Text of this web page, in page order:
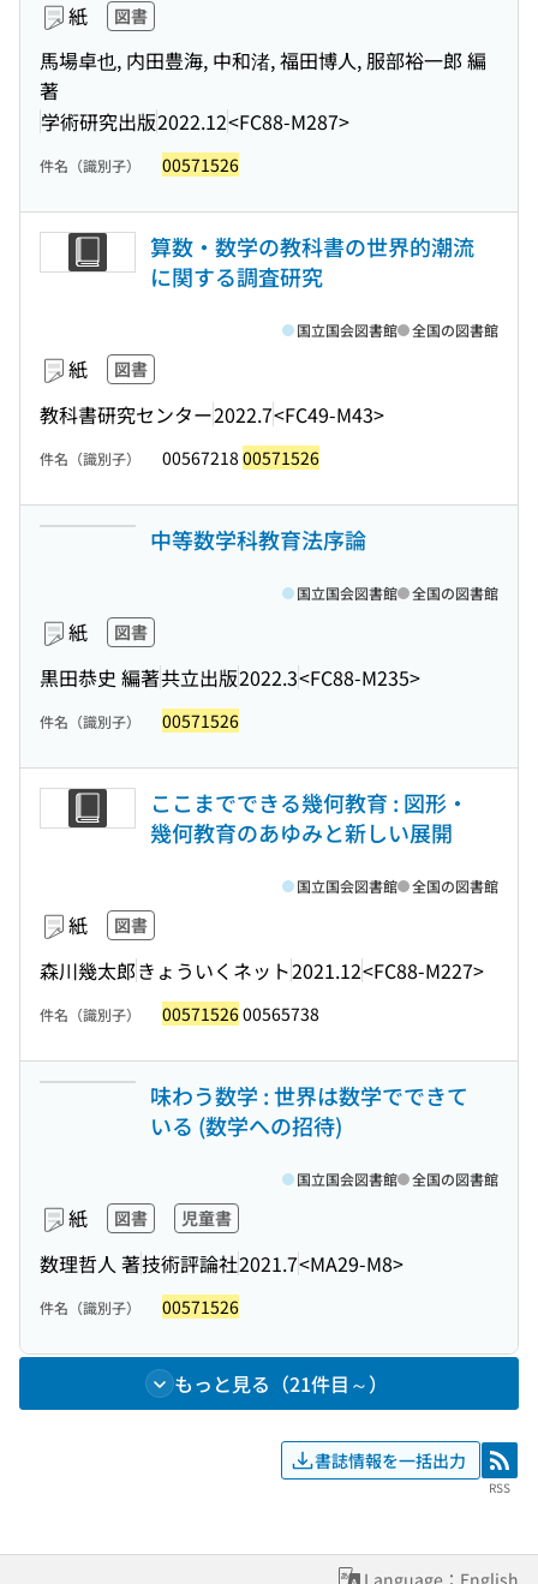
紙 図書
馬場卓也, 内田豊海, 中和渚, 福田博人, 服部裕一郎 編
著
学術研究出版2022.12<FC88-M287>
件名（識別子） 00571526
算数・数学の教科書の世界的潮流
に関する調査研究
紙 図書
教科書研究センター2022.7<FC49-M43>
国立国会図書館 全国の図書館
件名（識別子） 00567218 00571526
中等数学科教育法序論
紙 図書
黒田恭史 編著共立出版2022.3<FC88-M235>
国立国会図書館 全国の図書館
件名（識別子） 00571526
ここまでできる幾何教育 : 図形・
幾何教育のあゆみと新しい展開
紙 図書
森川幾太郎きょういくネット2021.12<FC88-M227>
国立国会図書館 全国の図書館
件名（識別子） 0057152600565738
味わう数学 : 世界は数学でできて
いる (数学への招待)
紙 図書 児童書
数理哲人 著技術評論社2021.7<MA29-M8>
国立国会図書館 全国の図書館
件名（識別子） 00571526
もっと見る（21件目～）
書誌情報を一括出力 RSS
RSS
Language：English